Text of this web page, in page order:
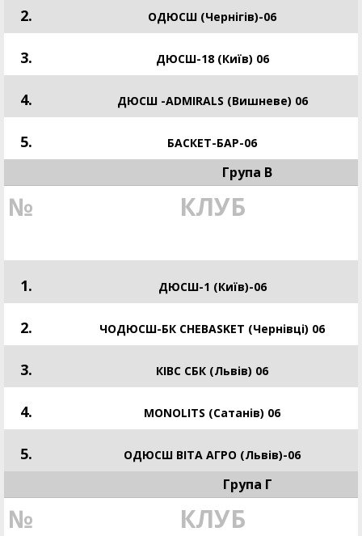
2. ОДЮСШ (Чернігів)-06
3. ДЮСШ-18 (Київ) 06
4. ДЮСШ -ADMIRALS (Вишневе) 06
5. БАСКЕТ-БАР-06
Група В
№ КЛУБ
1. ДЮСШ-1 (Київ)-06
2. ЧОДЮСШ-БК CHEBASKET (Чернівці) 06
3. КІВС СБК (Львів) 06
4. MONOLITS (Сатанів) 06
5. ОДЮСШ ВІТА АГРО (Львів)-06
Група Г
№ КЛУБ